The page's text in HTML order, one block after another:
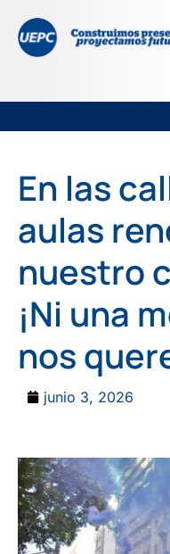
En las
aulas
nuestro
¡Ni una
nos
junio 3, 2026